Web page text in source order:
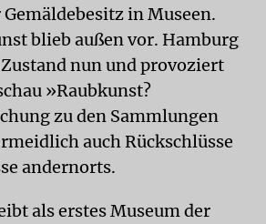
in Museen.
blieb außen vor. Hamburg
nun und provoziert
»Raubkunst?
zu den Sammlungen
auch Rückschlüsse
andernorts.
als erstes Museum der